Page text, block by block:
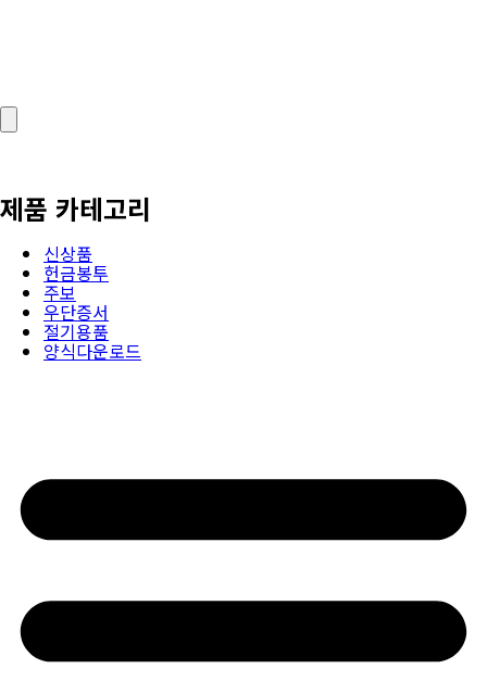
제품 카테고리
신상품
헌금봉투
주보
우단증서
절기용품
양식다운로드